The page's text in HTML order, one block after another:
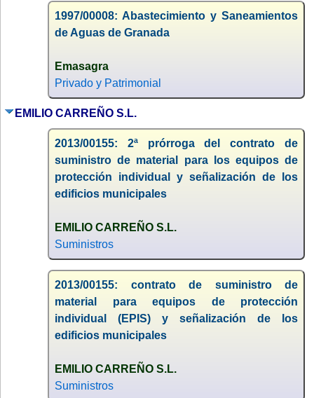
1997/00008: Abastecimiento y Saneamientos
de Aguas de Granada
Emasagra
Privado y Patrimonial
EMILIO CARREÑO S.L.
2013/00155: 2ª prórroga del contrato de
suministro de material para los equipos de
protección individual y señalización de los
edificios municipales
EMILIO CARREÑO S.L.
Suministros
2013/00155: contrato de suministro de
material para equipos de protección
individual (EPIS) y señalización de los
edificios municipales
EMILIO CARREÑO S.L.
Suministros